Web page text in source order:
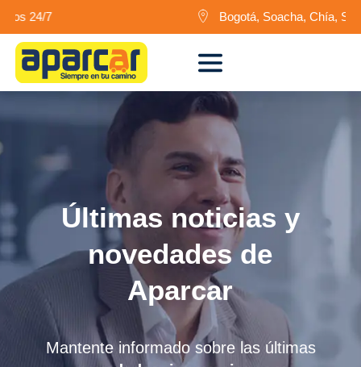
24/7 Bogotá, Soacha, Chía,
Últimas noticias y
novedades de
Aparcar
Mantente informado sobre las últimas